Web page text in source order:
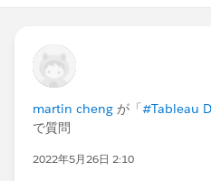
martin cheng が「#Tableau
で質問
2022年5月26日 2:10